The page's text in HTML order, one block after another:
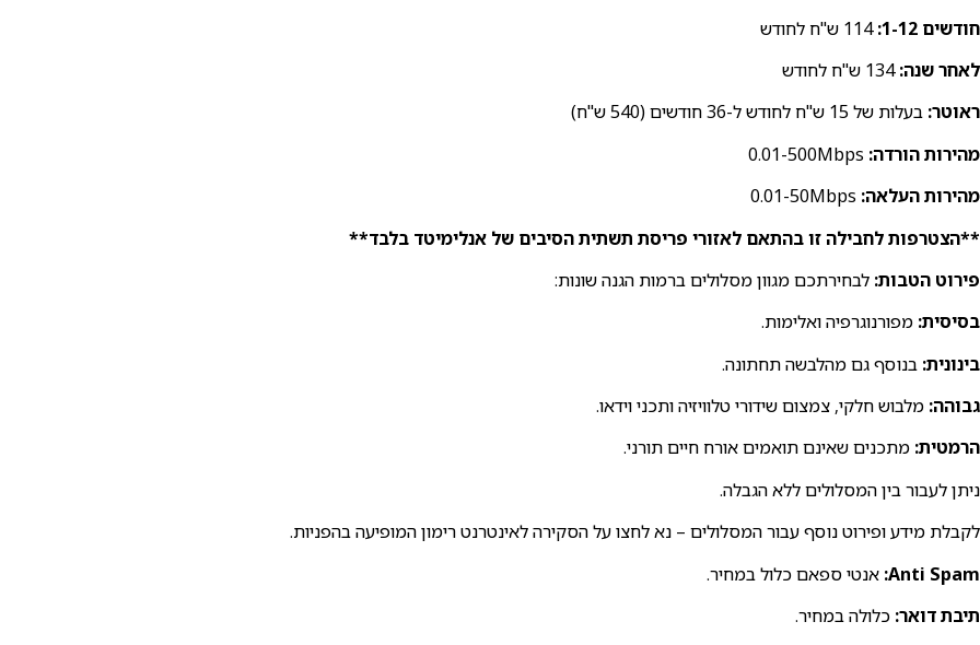
חודשים 1-12:
114 ש"ח לחודש
לאחר שנה:134 ש"ח לחודש
ראוטר: בעלות של 15 ש"ח לחודש ל-36 חודשים (540 ש"ח)
מהירות הורדה:
מהירות העלאה:
**הצטרפות לחבילה זו בהתאם לאזורי פריסת תשתית הסיבים של אנלימיטד בלבד**
פירוט הטבות: לבחירתכם מגוון מסלולים ברמות הגנה שונות:
בסיסית: מפורנוגרפיה ואלימות.
בינונית: בנוסף גם מהלבשה תחתונה.
גבוהה: מלבוש חלקי, צמצום שידורי טלוויזיה ותכני וידאו.
הרמטית: מתכנים שאינם תואמים אורח חיים תורני.
ניתן לעבור בין המסלולים ללא הגבלה.
לקבלת מידע ופירוט נוסף עבור המסלולים – נא לחצו על הסקירה לאינטרנט רימון המופיעה בהפניות.
Anti Spam: אנטי ספאם כלול במחיר.
תיבת דואר: כלולה במחיר.